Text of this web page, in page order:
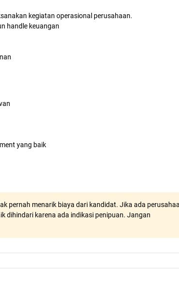
kegiatan operasional perusahaan.
handle keuangan
yang baik
pernah menarik biaya dari kandidat. Jika ada
dihindari karena ada indikasi penipuan. Jangan